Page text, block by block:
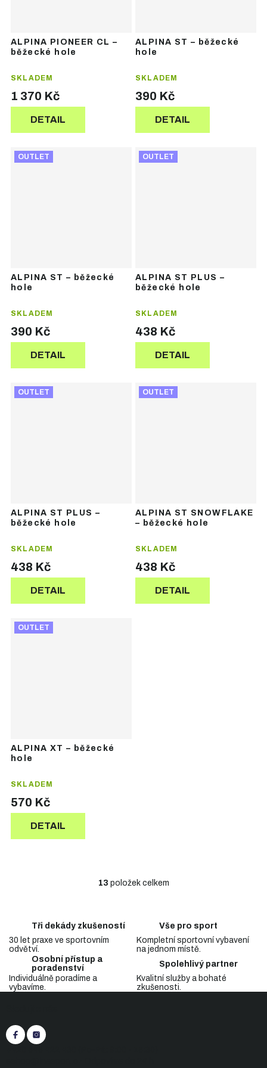
ALPINA PIONEER CL –
běžecké hole
SKLADEM
1 370 Kč
DETAIL
ALPINA ST – běžecké
hole
SKLADEM
390 Kč
DETAIL
OUTLET
ALPINA ST – běžecké
hole
SKLADEM
390 Kč
DETAIL
OUTLET
ALPINA ST PLUS –
běžecké hole
SKLADEM
438 Kč
DETAIL
OUTLET
ALPINA ST PLUS –
běžecké hole
SKLADEM
438 Kč
DETAIL
OUTLET
ALPINA ST SNOWFLAKE
– běžecké hole
SKLADEM
438 Kč
DETAIL
OUTLET
ALPINA XT – běžecké
hole
SKLADEM
570 Kč
DETAIL
O
a
c
p
r
13 položek celkem
Tři dekády zkušeností
30 let praxe ve sportovním
odvětví.
Vše pro sport
Kompletní sportovní vybavení
na jednom místě.
Osobní přístup a
poradenství
Individuálně poradíme a
vybavíme.
Spolehlivý partner
Kvalitní služby a bohaté
zkušenosti.
a